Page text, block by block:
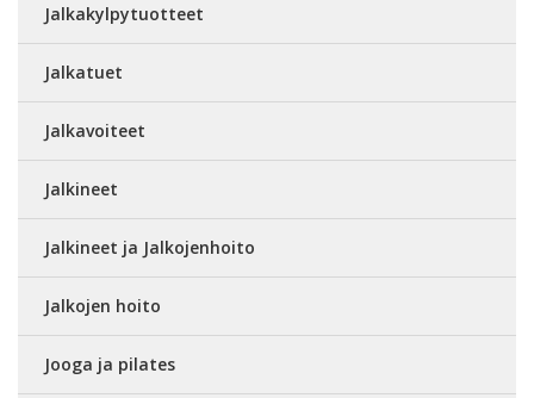
Jalkakylpytuotteet
Jalkatuet
Jalkavoiteet
Jalkineet
Jalkineet ja Jalkojenhoito
Jalkojen hoito
Jooga ja pilates